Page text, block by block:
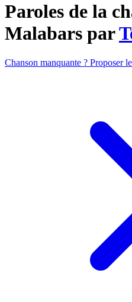
Paroles de la
Malabars par
Chanson manquante ? Proposer